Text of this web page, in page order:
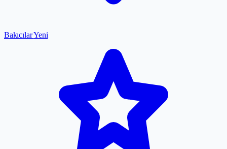
BakıcılarYeni